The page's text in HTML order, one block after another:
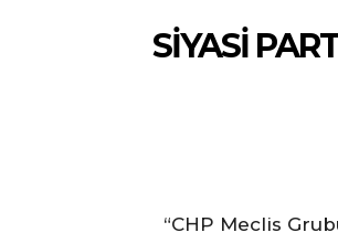
SİYASİ
“CHP Meclis